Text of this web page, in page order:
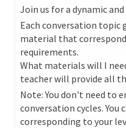
Join us for a dynamic
Each conversation topic
material that
requirements.
What materials will I
teacher will provide all
Note: You don't need to
conversation cycles. You
corresponding to your